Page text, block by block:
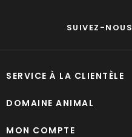
SUIVEZ-NOUS
SERVICE À LA CLIENTÈLE
DOMAINE ANIMAL
MON COMPTE